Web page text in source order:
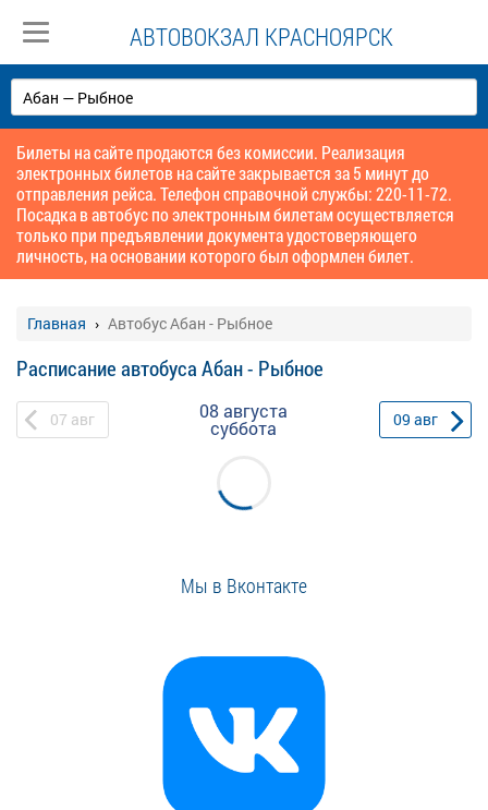
АВТОВОКЗАЛ КРАСНОЯРСК
Билеты на сайте продаются без комиссии. Реализация
электронных билетов на сайте закрывается за 5 минут до
отправления рейса. Телефон справочной службы: 220-11-72.
Посадка в автобус по электронным билетам осуществляется
только при предъявлении документа удостоверяющего
личность, на основании которого был оформлен билет.
Главная Автобус Абан - Рыбное
Расписание автобуса Абан - Рыбное
07 авг 08 августа
суббота 09 авг
Мы в Вконтакте